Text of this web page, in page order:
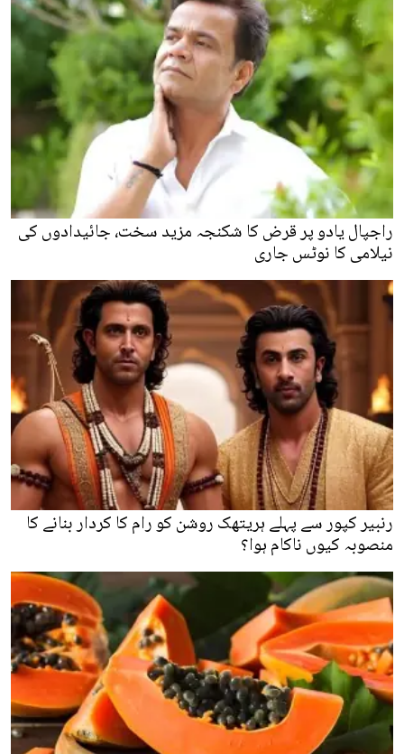
راجپال یادو پر قرض کا شکنجہ مزید سخت، جائیدادوں کی
نیلامی کا نوٹس جاری
رنبیر کپور سے پہلے ہریتھک روشن کو رام کا کردار بنانے کا
منصوبہ کیوں ناکام ہوا؟